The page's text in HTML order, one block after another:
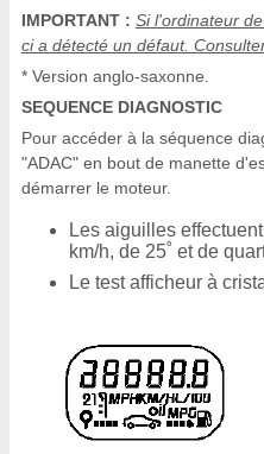
IMPORTANT : Si l'ordinateur
ci a détecté un défaut.
* Version anglo-saxonne.
SEQUENCE DIAGNOSTIC
Pour accéder à la séquence
"ADAC" en bout de manette
démarrer le moteur.
Les aiguilles
km/h, de 25˚ et de
Le test afficheur à